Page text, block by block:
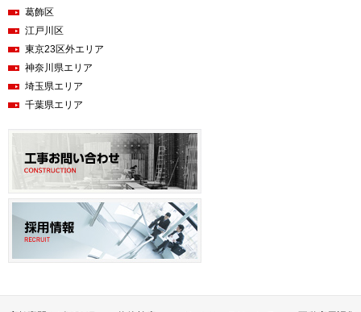
葛飾区
江戸川区
東京23区外エリア
神奈川県エリア
埼玉県エリア
千葉県エリア